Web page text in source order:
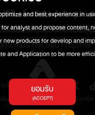
เอ็มเอ็ม มีเดีย จำกัด (มหา
อ็มเอ็ม แกรมมี่ เพลส ถนนสุ
เตยเหนือ เขตวัฒนา กรุงเทพ
Us
Terms of Service
and best experience in
analyst and propose content,
new products for develop and
and Application to be more
ยอมรับ
(ACCEPT)